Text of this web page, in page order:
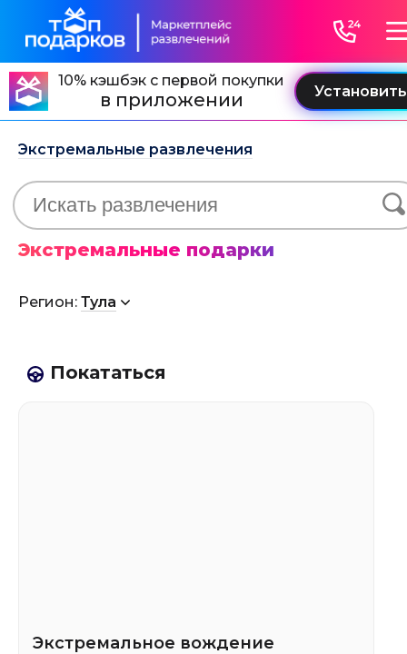
10% кэшбэк с первой покупки
в приложении
Экстремальные развлечения
Экстремальные подарки
Регион: Тула
Покататься
Экстремальное вождение